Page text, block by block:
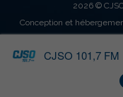
2026 ©
Conception et
CJSO 101,7 FM